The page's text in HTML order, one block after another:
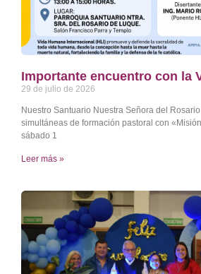
Importante encuentro con la
29 de julio de 2026
Nuestro Santuario Nuestra Señora del
simultáneas de formación pastoral con
sábado 1
Leer más »